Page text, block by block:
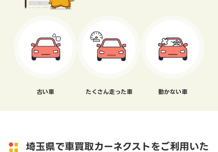
古い車 たくさん走った車 動かない車
埼玉県で車買取カーネクストをご利用いた